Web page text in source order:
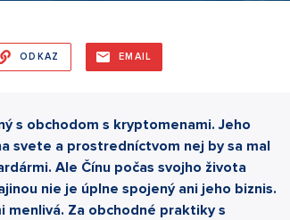
ODKAZ EMAIL
s obchodom s kryptomenami. Jeho
svete a prostredníctvom nej by sa mal
Ale Čínu počas svojho života
nie je úplne spojený ani jeho biznis.
Za obchodné praktiky s